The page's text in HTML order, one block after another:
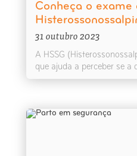
Conheça o exame
31 outubro 2023
A HSSG
que ajuda a perceber se a